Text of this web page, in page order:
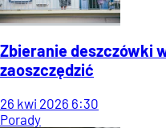
Zbieranie deszczówki
zaoszczędzić
26 kwi 2026 6:30
Porady